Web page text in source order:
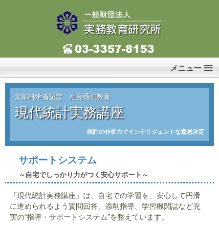
メニュー
文部科学省認定 社会通信教育
現代統計実務講座
統計の分析力でインテリジェントな意思決定
サポートシステム
～自宅でしっかり力がつく安心サポート～
『現代統計実務講座』は、自宅での学習を、安心して円滑
に進められるよう質問回答、添削指導、学習機関誌など充
実の“指導・サポートシステム”を整えています。